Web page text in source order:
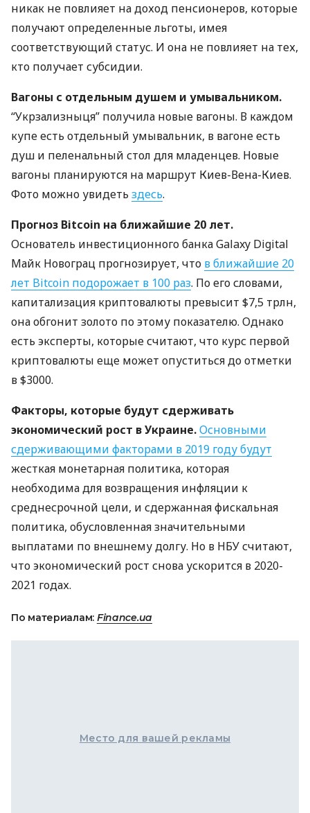
никак не повлияет на доход пенсионеров, которые
получают определенные льготы, имея
соответствующий статус. И она не повлияет на тех,
кто получает субсидии.
Вагоны с отдельным душем и умывальником.
“Укрзализныця” получила новые вагоны. В каждом
купе есть отдельный умывальник, в вагоне есть
душ и пеленальный стол для младенцев. Новые
вагоны планируются на маршрут Киев-Вена-Киев.
Фото можно увидеть здесь.
Прогноз Bitcoin на ближайшие 20 лет.
Основатель инвестиционного банка Galaxy Digital
Майк Новограц прогнозирует, что в ближайшие 20
лет Bitcoin подорожает в 100 раз. По его словами,
капитализация криптовалюты превысит $7,5 трлн,
она обгонит золото по этому показателю. Однако
есть эксперты, которые считают, что курс первой
криптовалюты еще может опуститься до отметки
в $3000.
Факторы, которые будут сдерживать
экономический рост в Украине.Основными
сдерживающими факторами в 2019 году будут
жесткая монетарная политика, которая
необходима для возвращения инфляции к
среднесрочной цели, и сдержанная фискальная
политика, обусловленная значительными
выплатами по внешнему долгу. Но в НБУсчитают,
что экономический рост снова ускорится в 2020-
2021 годах.
По материалам: Finance.ua
Место для вашей рекламы